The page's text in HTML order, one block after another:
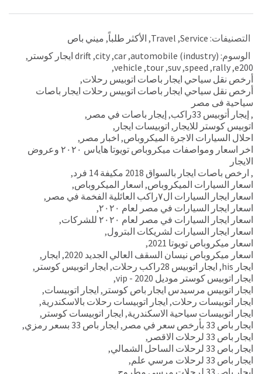
التصنيفات: Service
,
Travel
, الأكثر طلباً, ميني باص
الوسوم: automobile (industry)
,
car
,
city
,drift ايجار كوستر
,
e200
,
rally
,
speed
,
suv
,
tour
,
vehicle
,
أرخص نقل سياحي ايجار باصات اتوبيس رحلات,
أرخص نقل سياحي ايجار باصات اتوبيس رحلات ايجار باصات
سياحية فى مصر
, إيجار أتوبيس 33راكب , إيجار باصات في مصر ,
اتوبيس كوستر للايجار , اتوبيسات ايجار ,
احلال السيارات الاجرة الميكروباص, اخبار مصر ,
اخر اسعار ومواصفات ميكروباص تويوتا هاياس ٢٠٢٠ وعروض
الايجار
, ارخص باصات ايجار بالسواق 2018 مكيفة 14 فرد
,
اسعار السيارات الميكروباص, اسعار الميكروباص,
اسعار ايجار السيارات ال٧راكب العائلية الفخمة في مصر
,
اسعار ايجار السيارات في مصر لعام ٢٠٢٠
,
اسعار ايجار السيارات في مصر لعام ٢٠٢٠ للشركات
,
اسعار ايجار السيارات لشريكات البترول,
اسعار ميكروباص تويوتا 2021
,
اسعار ميكروباص نيسان السقف العالي الجديد 2020
, ايجار ,
ايجار his
, ايجار اتوبيس 28راكب رحلات , ايجار اتوبيس كوستر ,
ايجار اتوبيس كوستر موديل 2020 - vip
,
ايجار اتوبيس مرسيدس ايجار باص كوستر , ايجار اتوبيسات,
ايجار اتوبيسات رحلات, ايجار اتوبيسات رحلات بالاسكندرية,
ايجار اتوبيسات سياحية الاسكندرية, ايجار اتوبيسات كوستر ,
ايجار باص 33 بأرخص سعر في مصر
, ايجار باص 33 بسعر رمزي
,
ايجار باص 33 لرحلات الاقصر
,
ايجار باص 33 لرحلات الساحل الشمالي
,
ايجار باص 33 لرحلات مرسي علم
,